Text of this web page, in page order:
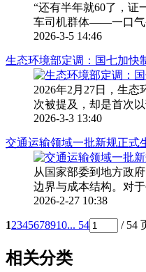
“还有半年就60了，证
车司机群体——一口气
2026-3-5 14:46
生态环境部定调：国七加快
2026年2月27日，生
次被提及，却是首次
2026-3-3 13:40
交通运输领域一批新规正式
从国家部委到地方政
边界与成本结构。对
2026-2-27 10:38
12345678910... 54 / 54
相关分类